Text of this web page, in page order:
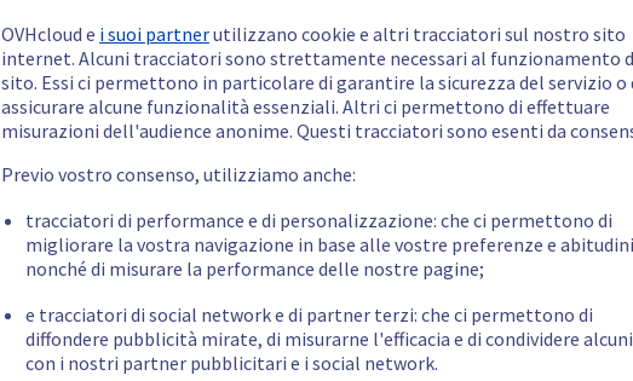
OVHcloud e i suoi partnerutilizzano cookie e altri tracciatori sul nostro sito
internet. Alcuni tracciatori sono strettamente necessari al funzionamento
sito. Essi ci permettono in particolare di garantire la sicurezza del servizio o
assicurare alcune funzionalità essenziali. Altri ci permettono di effettuare
misurazioni dell'audience anonime. Questi tracciatori sono esenti da
Previo vostro consenso, utilizziamo anche:
tracciatori di performance e di personalizzazione: che ci permettono di
migliorare la vostra navigazione in base alle vostre preferenze e
nonché di misurare la performance delle nostre pagine;
e tracciatori di social network e di partner terzi: che ci permettono di
diffondere pubblicità mirate, di misurarne l'efficacia e di condividere
con i nostri partner pubblicitari e i social network.